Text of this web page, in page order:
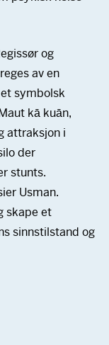
og
av en
symbolsk
kā kuān,
attraksjon i
der
stunts.
Usman.
skape et
sinnstilstand og